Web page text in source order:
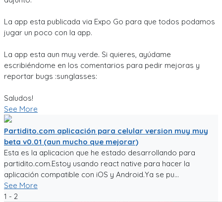
La app esta publicada via Expo Go para que todos podamos
jugar un poco con la app.
La app esta aun muy verde. Si quieres, ayúdame
escribiéndome en los comentarios para pedir mejoras y
reportar bugs :sunglasses:
Saludos!
See More
Partidito.com aplicación para celular version muy muy
beta v0.01 (aun mucho que mejorar)
Esta es la aplicacion que he estado desarrollando para
partidito.com.Estoy usando react native para hacer la
aplicación compatible con iOS y Android.Ya se pu...
See More
1 - 2